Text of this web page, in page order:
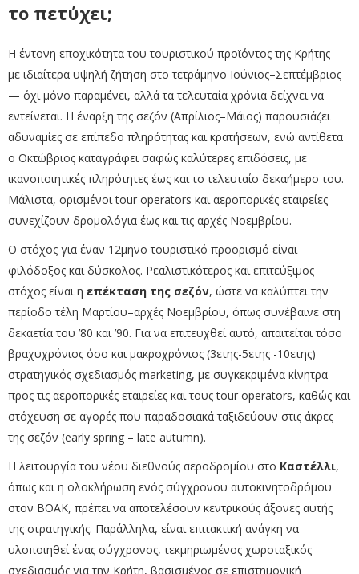
το πετύχει;
Η έντονη εποχικότητα του τουριστικού προϊόντος της Κρήτης —
με ιδιαίτερα υψηλή ζήτηση στο τετράμηνο Ιούνιος–Σεπτέμβριος
— όχι μόνο παραμένει, αλλά τα τελευταία χρόνια δείχνει να
εντείνεται. Η έναρξη της σεζόν (Απρίλιος–Μάιος) παρουσιάζει
αδυναμίες σε επίπεδο πληρότητας και κρατήσεων, ενώ αντίθετα
ο Οκτώβριος καταγράφει σαφώς καλύτερες επιδόσεις, με
ικανοποιητικές πληρότητες έως και το τελευταίο δεκαήμερο του.
Μάλιστα, ορισμένοι tour operators και αεροπορικές εταιρείες
συνεχίζουν δρομολόγια έως και τις αρχές Νοεμβρίου.
Ο στόχος για έναν 12μηνο τουριστικό προορισμό είναι
φιλόδοξος και δύσκολος. Ρεαλιστικότερος και επιτεύξιμος
στόχος είναι η επέκταση της σεζόν, ώστε να καλύπτει την
περίοδο τέλη Μαρτίου–αρχές Νοεμβρίου, όπως συνέβαινε στη
δεκαετία του ’80 και ’90. Για να επιτευχθεί αυτό, απαιτείται τόσο
βραχυχρόνιος όσο και μακροχρόνιος (3ετης-5ετης -10ετης)
στρατηγικός σχεδιασμός marketing, με συγκεκριμένα κίνητρα
προς τις αεροπορικές εταιρείες και τους tour operators, καθώς και
στόχευση σε αγορές που παραδοσιακά ταξιδεύουν στις άκρες
της σεζόν (early spring – late autumn).
Η λειτουργία του νέου διεθνούς αεροδρομίου στο Καστέλλι,
όπως και η ολοκλήρωση ενός σύγχρονου αυτοκινητοδρόμου
στον ΒΟΑΚ, πρέπει να αποτελέσουν κεντρικούς άξονες αυτής
της στρατηγικής. Παράλληλα, είναι επιτακτική ανάγκη να
υλοποιηθεί ένας σύγχρονος, τεκμηριωμένος χωροταξικός
σχεδιασμός για την Κρήτη, βασισμένος σε επιστημονική